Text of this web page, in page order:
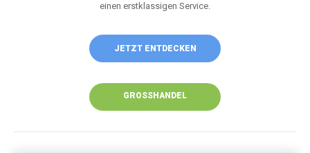
einen erstklassigen Service.
JETZT ENTDECKEN
GROSSHANDEL